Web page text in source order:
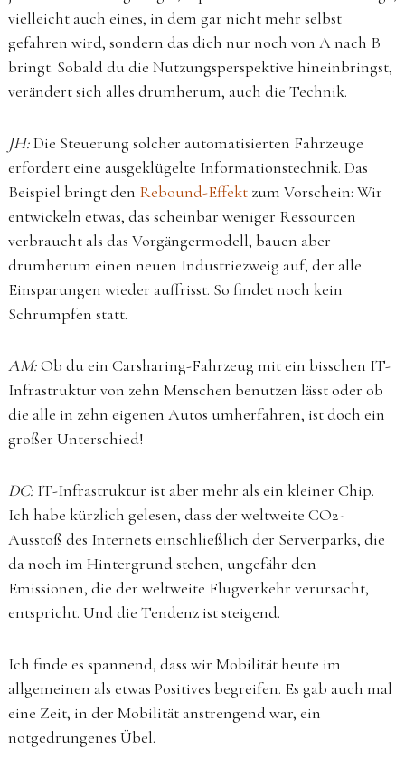
vielleicht auch eines, in dem gar nicht mehr selbst
gefahren wird, sondern das dich nur noch von A nach B
bringt. Sobald du die Nutzungsperspektive hineinbringst,
verändert sich alles drumherum, auch die Technik.
JH:Die Steuerung solcher automatisierten Fahrzeuge
erfordert eine ausgeklügelte Informationstechnik. Das
Beispiel bringt den Rebound-Effektzum Vorschein: Wir
entwickeln etwas, das scheinbar weniger Ressourcen
verbraucht als das Vorgängermodell, bauen aber
drumherum einen neuen Industriezweig auf, der alle
Einsparungen wieder auffrisst. So findet noch kein
Schrumpfen statt.
AM:Ob du ein Carsharing-Fahrzeug mit ein bisschen IT-
Infrastruktur von zehn Menschen benutzen lässt oder ob
die alle in zehn eigenen Autos umherfahren, ist doch ein
großer Unterschied!
DC:IT-Infrastruktur ist aber mehr als ein kleiner Chip.
Ich habe kürzlich gelesen, dass der weltweite CO2-
Ausstoß des Internets einschließlich der Serverparks, die
da noch im Hintergrund stehen, ungefähr den
Emissionen, die der weltweite Flugverkehr verursacht,
entspricht. Und die Tendenz ist steigend.
Ich finde es spannend, dass wir Mobilität heute im
allgemeinen als etwas Positives begreifen. Es gab auch mal
eine Zeit, in der Mobilität anstrengend war, ein
notgedrungenes Übel.